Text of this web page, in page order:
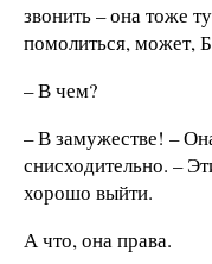
звонить – она тоже
помолиться, может,
– В чем?
– В замужестве! –
снисходительно. –
хорошо выйти.
А что, она права.